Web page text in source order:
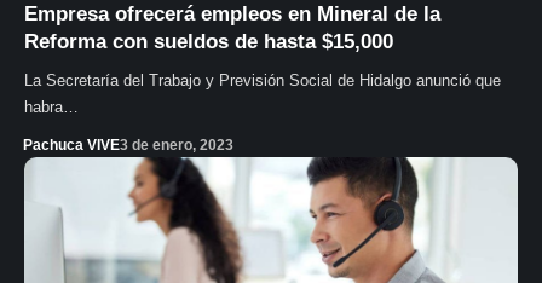
Empresa ofrecerá empleos en Mineral de la
Reforma con sueldos de hasta $15,000
La Secretaría del Trabajo y Previsión Social de Hidalgo anunció que
habra…
Pachuca VIVE3 de enero, 2023